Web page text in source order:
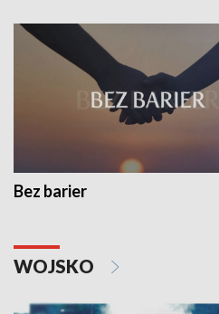
Bez barier
WOJSKO